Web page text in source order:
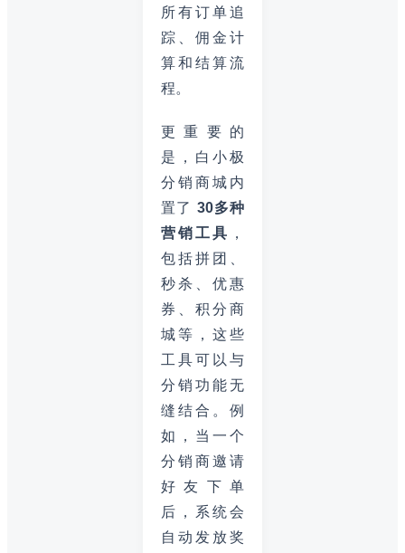
所有订单追
踪、佣金计
算和结算流
程。
更重要的
是，白小极
分销商城内
置了 30多种
营销工具 ，
包括拼团、
秒杀、优惠
券、积分商
城等，这些
工具可以与
分销功能无
缝结合。例
如，当一个
分销商邀请
好友下单
后，系统会
自动发放奖